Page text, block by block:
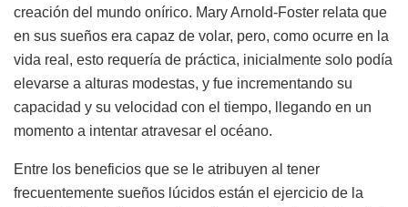
creación del mundo onírico. Mary Arnold-Foster relata que
en sus sueños era capaz de volar, pero, como ocurre en la
vida real, esto requería de práctica, inicialmente solo podía
elevarse a alturas modestas, y fue incrementando su
capacidad y su velocidad con el tiempo, llegando en un
momento a intentar atravesar el océano.
Entre los beneficios que se le atribuyen al tener
frecuentemente sueños lúcidos están el ejercicio de la